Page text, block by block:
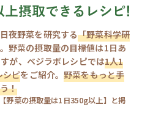
夜野菜を研究する「野菜科学研
。野菜の摂取量の目標値は1日あ
が、ベジラボレシピでは1人1
シピをご紹介。野菜をもっと手
！
野菜の摂取量は1日350g以上】と掲